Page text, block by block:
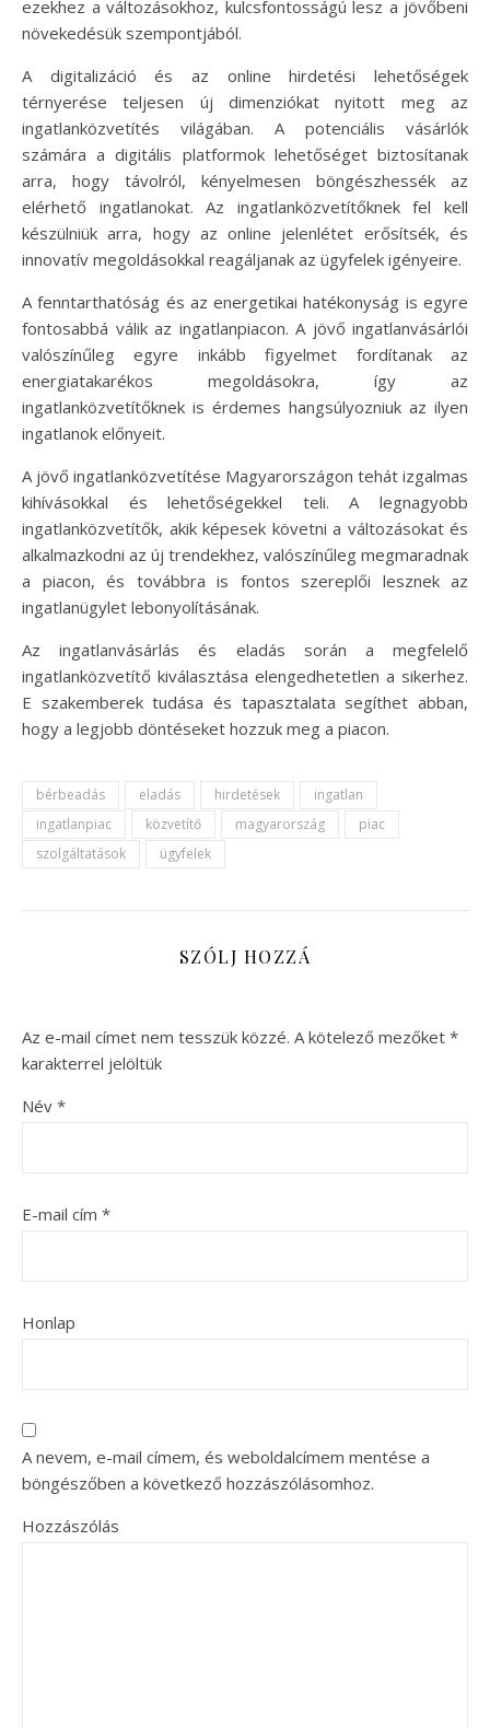
ezekhez a változásokhoz, kulcsfontosságú lesz a jövőbeni
növekedésük szempontjából.
A digitalizáció és az online hirdetési lehetőségek
térnyerése teljesen új dimenziókat nyitott meg az
ingatlanközvetítés világában. A potenciális vásárlók
számára a digitális platformok lehetőséget biztosítanak
arra, hogy távolról, kényelmesen böngészhessék az
elérhető ingatlanokat. Az ingatlanközvetítőknek fel kell
készülniük arra, hogy az online jelenlétet erősítsék, és
innovatív megoldásokkal reagáljanak az ügyfelek igényeire.
A fenntarthatóság és az energetikai hatékonyság is egyre
fontosabbá válik az ingatlanpiacon. A jövő ingatlanvásárlói
valószínűleg egyre inkább figyelmet fordítanak az
energiatakarékos megoldásokra, így az
ingatlanközvetítőknek is érdemes hangsúlyozniuk az ilyen
ingatlanok előnyeit.
A jövő ingatlanközvetítése Magyarországon tehát izgalmas
kihívásokkal és lehetőségekkel teli. A legnagyobb
ingatlanközvetítők, akik képesek követni a változásokat és
alkalmazkodni az új trendekhez, valószínűleg megmaradnak
a piacon, és továbbra is fontos szereplői lesznek az
ingatlanügylet lebonyolításának.
Az ingatlanvásárlás és eladás során a megfelelő
ingatlanközvetítő kiválasztása elengedhetetlen a sikerhez.
E szakemberek tudása és tapasztalata segíthet abban,
hogy a legjobb döntéseket hozzuk meg a piacon.
bérbeadás eladás hirdetések
ingatlan
ingatlanpiac
közvetítő magyarország
piac
szolgáltatások
ügyfelek
SZÓLJ HOZZÁ
Az e-mail címet nem tesszük közzé. A kötelező mezőket *
karakterrel jelöltük
Név *
E-mail cím *
Honlap
A nevem, e-mail címem, és weboldalcímem mentése a
böngészőben a következő hozzászólásomhoz.
Hozzászólás